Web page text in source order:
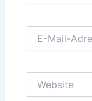
Mail-